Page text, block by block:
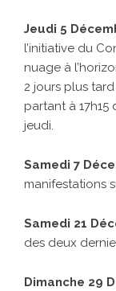
Jeudi 5
l’initiative du
nuage à
2 jours plus
partant à
jeudi.
Samedi 7
manifestations
Samedi 21
des deux
Dimanche 29